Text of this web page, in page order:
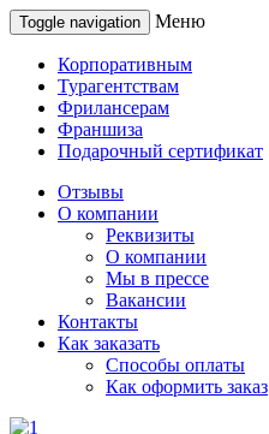
Toggle navigation Меню
Корпоративным
Турагентствам
Фрилансерам
Франшиза
Подарочный сертификат
Отзывы
О компании
Реквизиты
О компании
Мы в прессе
Вакансии
Контакты
Как заказать
Способы оплаты
Как оформить заказ